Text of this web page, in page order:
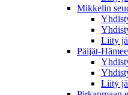
Mikkelin
Liity
Päijät-
Liity